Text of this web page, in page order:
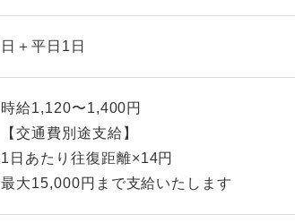
日＋平日1日
時給1,120〜1,400円
【交通費別途支給】
1日あたり往復距離×14円
最大15,000円まで支給いたします